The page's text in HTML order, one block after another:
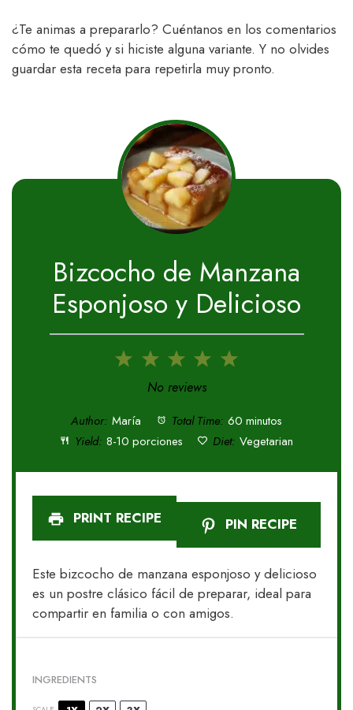
¿Te animas a prepararlo? Cuéntanos en los comentarios
cómo te quedó y si hiciste alguna variante. Y no olvides
guardar esta receta para repetirla muy pronto.
Bizcocho de Manzana
Esponjoso y Delicioso
5
4
3
Stars
2
Stars
1
Star
No reviews
Author: María Total Time: 60 minutos
Yield: 8-10 porciones Diet: Vegetarian
PRINT RECIPE PIN RECIPE
Este bizcocho de manzana esponjoso y delicioso
es un postre clásico fácil de preparar, ideal para
compartir en familia o con amigos.
INGREDIENTS